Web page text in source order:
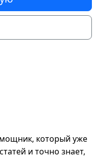
который уже
и точно знает,